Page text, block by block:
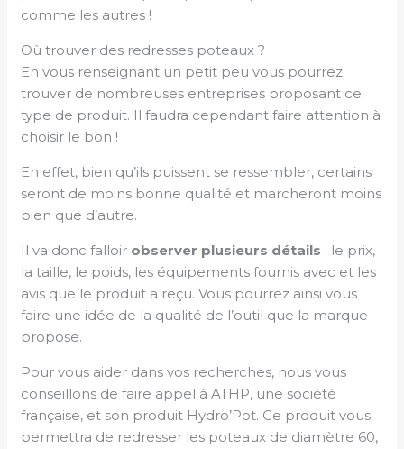
comme les autres !
Où trouver des redresses poteaux ?
En vous renseignant un petit peu vous pourrez
trouver de nombreuses entreprises proposant ce
type de produit. Il faudra cependant faire attention à
choisir le bon !
En effet, bien qu’ils puissent se ressembler, certains
seront de moins bonne qualité et marcheront moins
bien que d’autre.
Il va donc falloir observer plusieurs détails : le prix,
la taille, le poids, les équipements fournis avec et les
avis que le produit a reçu. Vous pourrez ainsi vous
faire une idée de la qualité de l’outil que la marque
propose.
Pour vous aider dans vos recherches, nous vous
conseillons de faire appel à ATHP, une société
française, et son produit Hydro’Pot. Ce produit vous
permettra de redresser les poteaux de diamètre 60,